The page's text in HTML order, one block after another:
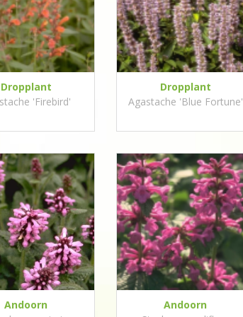
Dropplant
'Firebird'
Dropplant
Agastache 'Blue Fortune'
Andoorn
Andoorn